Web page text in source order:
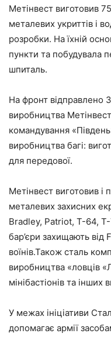
Метінвест виготовив
металевих укриттів і
розробки. На їхній
пункти та побудувала
шпиталь.
На фронт відправлено
виробництва
командування
виробництва багі:
для передової.
Метінвест виготовив
металевих захисних
Bradley, Patriot, Т-64,
бар’єри захищають від
воїнів.Також сталь
виробництва «ловців
мінібастіонів та інших
У межах ініціативи
допомагає армії